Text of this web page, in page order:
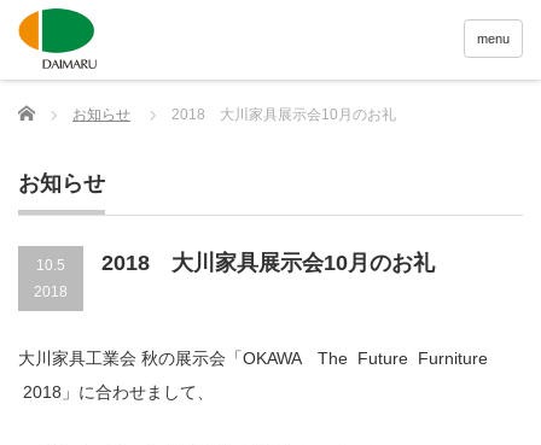
menu
Home お知らせ 2018 大川家具展示会10月のお礼
お知らせ
10.5
2018
2018 大川家具展示会10月のお礼
大川家具工業会 秋の展示会「OKAWA The Future Furniture
2018」に合わせまして、